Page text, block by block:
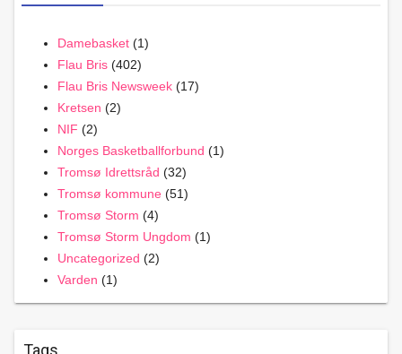
Damebasket (1)
Flau Bris (402)
Flau Bris Newsweek (17)
Kretsen (2)
NIF (2)
Norges Basketballforbund (1)
Tromsø Idrettsråd (32)
Tromsø kommune (51)
Tromsø Storm (4)
Tromsø Storm Ungdom (1)
Uncategorized (2)
Varden (1)
Tags